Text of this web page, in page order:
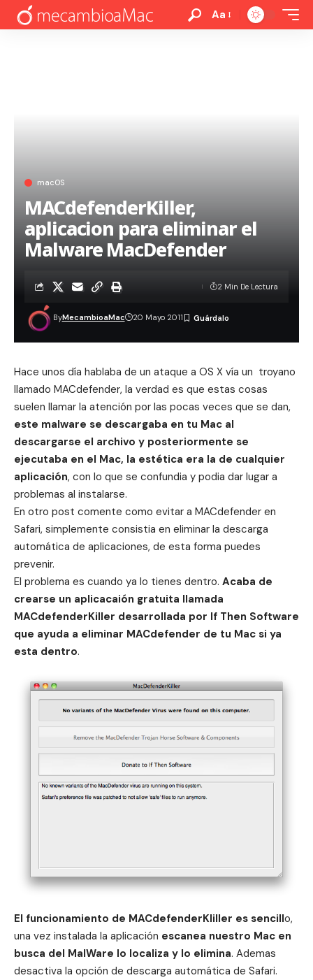
Aa
macOS
MACdefenderKiller,
aplicacion para eliminar el
Malware MacDefender
ByMecambioaMac 20 Mayo 2011
2 Min De Lectura
Hace unos día hablaba de un ataque a OS X vía un troyano
llamado MACdefender, la verdad es que estas cosas
suelen llamar la atención por las pocas veces que se dan,
este malware se descargaba en tu Mac al
descargarse el archivo y posteriormente se
ejecutaba en el Mac, la estética era la de cualquier
aplicación, con lo que se confundia y podia dar lugar a
problemas al instalarse.
En otro post comente como evitar a MACdefender en
Safari, simplemente consistia en eliminar la descarga
automática de aplicaciones, de esta forma puedes
prevenir.
El problema es cuando ya lo tienes dentro. Acaba de
crearse un aplicacaión gratuita llamada
MACdefenderKiller desarrollada por If Then Software
que ayuda a eliminar MACdefender de tu Mac si ya
esta dentro.
El funcionamiento de MACdefenderKliller es sencillo,
una vez instalada la aplicación escanea nuestro Mac en
busca del MalWare lo localiza y lo elimina. Ademas
desactiva la opción de descarga automática de Safari.